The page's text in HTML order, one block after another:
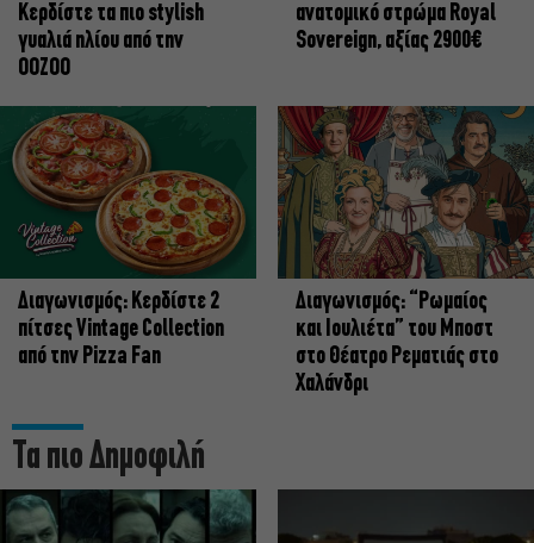
Κερδίστε τα πιο stylish
γυαλιά ηλίου από την
OOZOO
ανατομικό στρώμα Royal
Sovereign, αξίας 2900€
Διαγωνισμός: Κερδίστε 2
πίτσες Vintage Collection
από την Pizza Fan
Διαγωνισμός: “Ρωμαίος
και Ιουλιέτα” του Μποστ
στο Θέατρο Ρεματιάς στο
Χαλάνδρι
Τα πιο Δημοφιλή